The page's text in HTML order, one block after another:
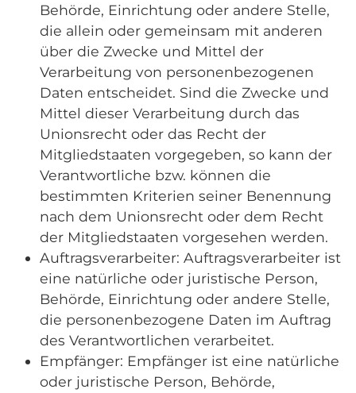
Behörde, Einrichtung oder andere Stelle,
die allein oder gemeinsam mit anderen
über die Zwecke und Mittel der
Verarbeitung von personenbezogenen
Daten entscheidet. Sind die Zwecke und
Mittel dieser Verarbeitung durch das
Unionsrecht oder das Recht der
Mitgliedstaaten vorgegeben, so kann der
Verantwortliche bzw. können die
bestimmten Kriterien seiner Benennung
nach dem Unionsrecht oder dem Recht
der Mitgliedstaaten vorgesehen werden.
Auftragsverarbeiter: Auftragsverarbeiter ist
eine natürliche oder juristische Person,
Behörde, Einrichtung oder andere Stelle,
die personenbezogene Daten im Auftrag
des Verantwortlichen verarbeitet.
Empfänger: Empfänger ist eine natürliche
oder juristische Person, Behörde,